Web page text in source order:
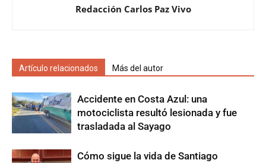
Redacción Carlos Paz Vivo
Artículo relacionados Más del autor
Accidente en Costa Azul: una
motociclista resultó lesionada y fue
trasladada al Sayago
Cómo sigue la vida de Santiago